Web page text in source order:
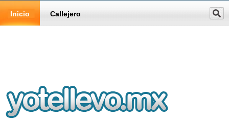
Inicio Callejero